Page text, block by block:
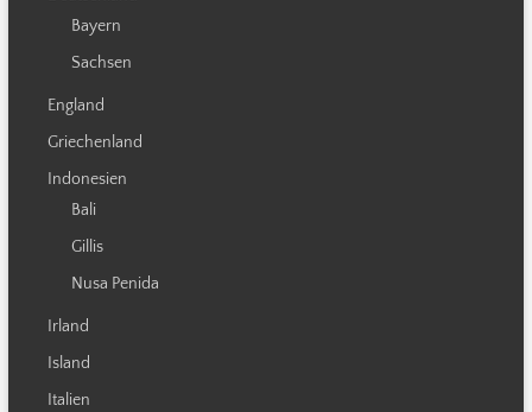
Bayern
Sachsen
England
Griechenland
Indonesien
Bali
Gillis
Nusa Penida
Irland
Island
Italien